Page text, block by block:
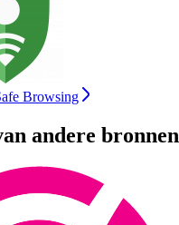
Browsing
andere bronnen